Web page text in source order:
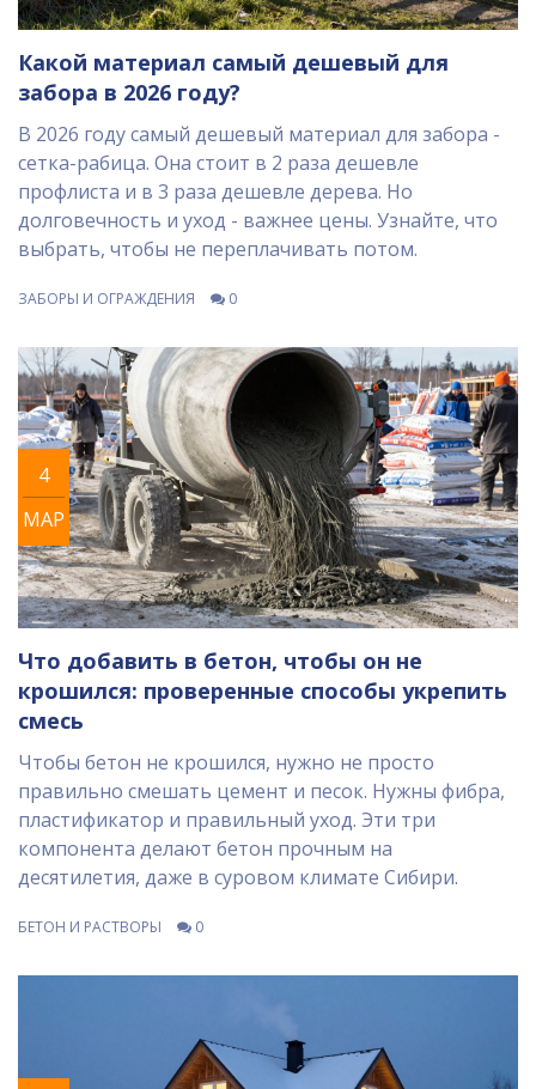
Какой материал самый дешевый для
забора в 2026 году?
В 2026 году самый дешевый материал для забора -
сетка-рабица. Она стоит в 2 раза дешевле
профлиста и в 3 раза дешевле дерева. Но
долговечность и уход - важнее цены. Узнайте, что
выбрать, чтобы не переплачивать потом.
ЗАБОРЫ И ОГРАЖДЕНИЯ 0
4
МАР
Что добавить в бетон, чтобы он не
крошился: проверенные способы укрепить
смесь
Чтобы бетон не крошился, нужно не просто
правильно смешать цемент и песок. Нужны фибра,
пластификатор и правильный уход. Эти три
компонента делают бетон прочным на
десятилетия, даже в суровом климате Сибири.
БЕТОН И РАСТВОРЫ 0